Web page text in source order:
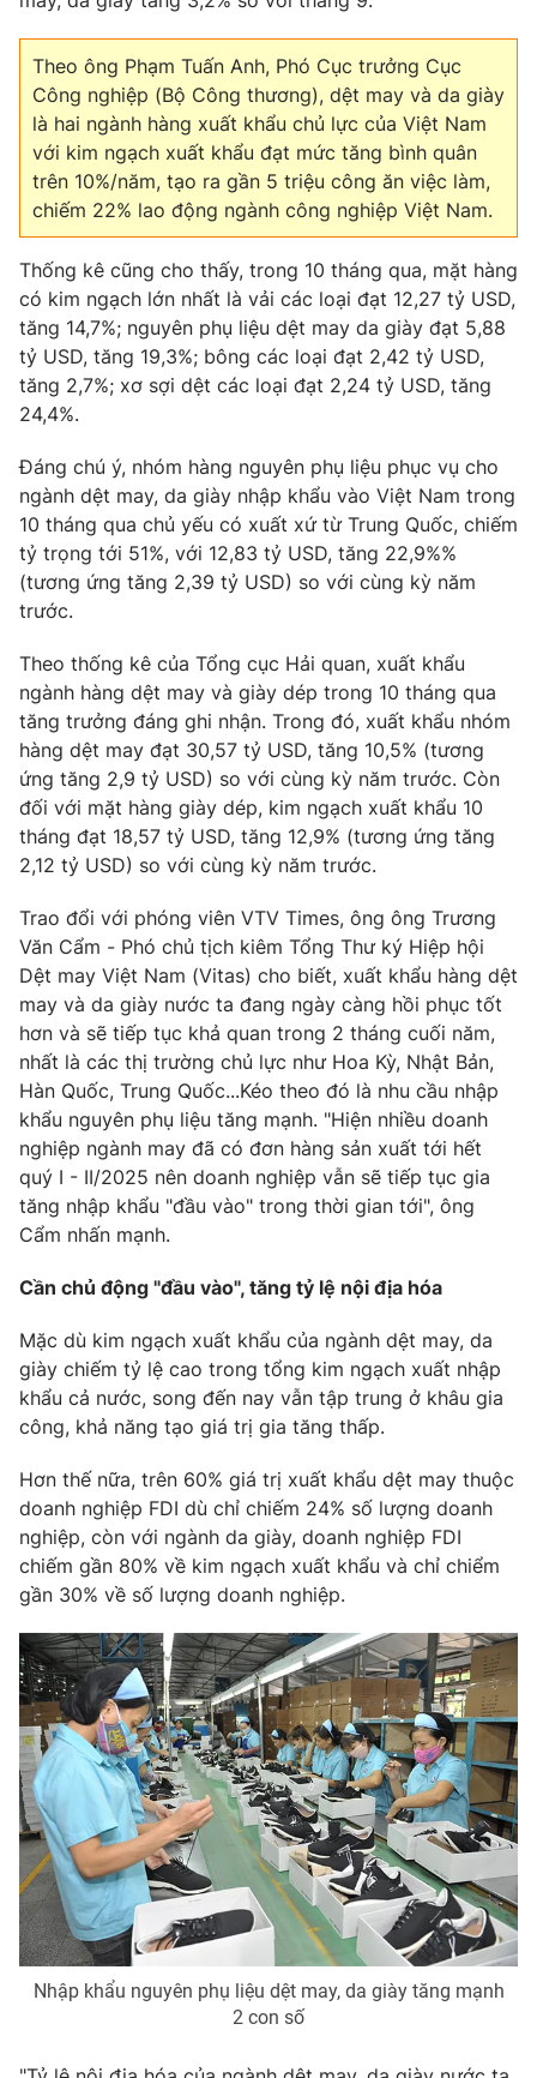
Khán giả
Giải sao mai
Âm nhạc
Sao
Du lịch
Làm đẹp
Chất lượng cuộc sống
Giáo dục
Tuyển sinh
Học trực tuyến
Công nghệ
Hitech Công nghệ tương lai
Sản phẩm
Thị trường
Tư vấn
Giao lưu trực tuyến
Lịch phát sóng
Chuyên mục khác
Photo Infographic
Video Shorts video
VTV Sức khoẻ Bất động sản
Thị trường 24h Tấm lòng Việt
VTV4 Vươn mình bằng AI
VTV9 VTV8
Liên hệ tòa soạn English
THỜI BÁO VTV
Theo dõi báo trên
Cơ quan báo chí:Thời báo VTV
Giấy phép hoạt động báo in và báo điện tử số 483/GP-BTTTT
cấp ngày 29/12/2023
Tổng Biên tập: Vũ Thanh Thủy
Phó Tổng Biên tập:
Nguyễn Thị Mỹ Hạnh, Phạm Quốc Thắng,
Nguyễn Trọng Ninh
Tổng đài VTV: 024.38 355 931 - 024.38 355 932
Ðiện thoại Thời báo VTV:024.66 897 897
Email:toasoan@vtv.vn
Liên hệ quảng cáo:024-7300.7108
® Cấm sao chép dưới mọi hình thức nếu không có sự chấp
thuận bằng văn bản. Ghi rõ nguồn VTV.vn khi phát hành lại
thông tin từ website này.
Theo ông Phạm Tuấn Anh, Phó Cục trưởng Cục
Công nghiệp (Bộ Công thương), dệt may và da giày
là hai ngành hàng xuất khẩu chủ lực của Việt Nam
với kim ngạch xuất khẩu đạt mức tăng bình quân
trên 10%/năm, tạo ra gần 5 triệu công ăn việc làm,
chiếm 22% lao động ngành công nghiệp Việt Nam.
Thống kê cũng cho thấy, trong 10 tháng qua, mặt hàng
có kim ngạch lớn nhất là vải các loại đạt 12,27 tỷ USD,
tăng 14,7%; nguyên phụ liệu dệt may da giày đạt 5,88
tỷ USD, tăng 19,3%; bông các loại đạt 2,42 tỷ USD,
tăng 2,7%; xơ sợi dệt các loại đạt 2,24 tỷ USD, tăng
24,4%.
Đáng chú ý, nhóm hàng nguyên phụ liệu phục vụ cho
ngành dệt may, da giày nhập khẩu vào Việt Nam trong
10 tháng qua chủ yếu có xuất xứ từ Trung Quốc, chiếm
tỷ trọng tới 51%, với 12,83 tỷ USD, tăng 22,9%%
(tương ứng tăng 2,39 tỷ USD) so với cùng kỳ năm
trước.
Theo thống kê của Tổng cục Hải quan, xuất khẩu
ngành hàng dệt may và giày dép trong 10 tháng qua
tăng trưởng đáng ghi nhận. Trong đó, xuất khẩu nhóm
hàng dệt may đạt 30,57 tỷ USD, tăng 10,5% (tương
ứng tăng 2,9 tỷ USD) so với cùng kỳ năm trước. Còn
đối với mặt hàng giày dép, kim ngạch xuất khẩu 10
tháng đạt 18,57 tỷ USD, tăng 12,9% (tương ứng tăng
2,12 tỷ USD) so với cùng kỳ năm trước.
Trao đổi với phóng viên VTV Times, ông ông Trương
Văn Cẩm - Phó chủ tịch kiêm Tổng Thư ký Hiệp hội
Dệt may Việt Nam (Vitas) cho biết, xuất khẩu hàng dệt
may và da giày nước ta đang ngày càng hồi phục tốt
hơn và sẽ tiếp tục khả quan trong 2 tháng cuối năm,
nhất là các thị trường chủ lực như Hoa Kỳ, Nhật Bản,
Hàn Quốc, Trung Quốc...Kéo theo đó là nhu cầu nhập
khẩu nguyên phụ liệu tăng mạnh. "Hiện nhiều doanh
nghiệp ngành may đã có đơn hàng sản xuất tới hết
quý I - II/2025 nên doanh nghiệp vẫn sẽ tiếp tục gia
tăng nhập khẩu "đầu vào" trong thời gian tới", ông
Cẩm nhấn mạnh.
Cần chủ động "đầu vào", tăng tỷ lệ nội địa hóa
Mặc dù kim ngạch xuất khẩu của ngành dệt may, da
giày chiếm tỷ lệ cao trong tổng kim ngạch xuất nhập
khẩu cả nước, song đến nay vẫn tập trung ở khâu gia
công, khả năng tạo giá trị gia tăng thấp.
Hơn thế nữa, trên 60% giá trị xuất khẩu dệt may thuộc
doanh nghiệp FDI dù chỉ chiếm 24% số lượng doanh
nghiệp, còn với ngành da giày, doanh nghiệp FDI
chiếm gần 80% về kim ngạch xuất khẩu và chỉ chiểm
gần 30% về số lượng doanh nghiệp.
Nhập khẩu nguyên phụ liệu dệt may, da giày tăng mạnh
2 con số